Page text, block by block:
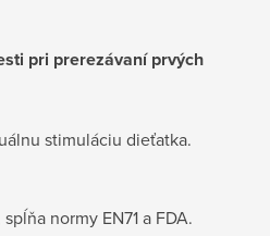
pri prerezávaní prvých
stimuláciu dieťatka.
normy EN71 a FDA.